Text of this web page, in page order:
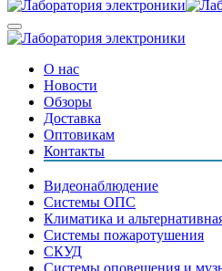
О нас
Новости
Обзоры
Доставка
Оптовикам
Контакты
Видеонаблюдение
Системы ОПС
Климатика и
Системы пожаротушения
СКУД
Системы оповещения и